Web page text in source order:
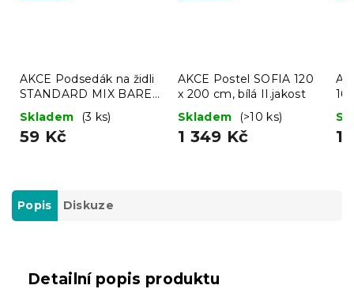
AKCE Podsedák na židli
STANDARD MIX BAREV
II. jakost
Skladem (3 ks)
59 Kč
AKCE Postel SOFIA 120
x 200 cm, bílá II.jakost
Skladem
(>10 ks)
1 349 Kč 1
Popis Diskuze
Detailní popis produktu